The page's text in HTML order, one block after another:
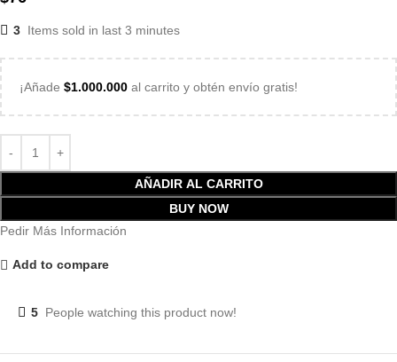
3 Items sold in last 3 minutes
¡Añade $1.000.000 al carrito y obtén envío gratis!
AÑADIR AL CARRITO
BUY NOW
Pedir Más Información
Add to compare
5 People watching this product now!